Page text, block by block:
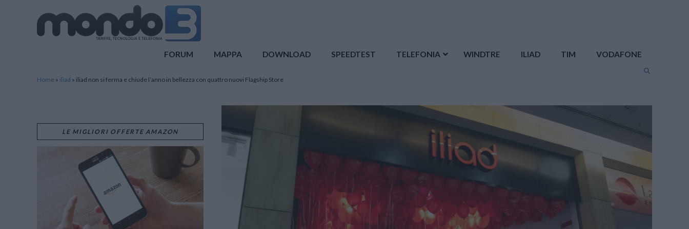
FORUM MAPPA DOWNLOAD SPEEDTEST TELEFONIA WINDTRE ILIAD TIM VODAFONE
Home » iliad » iliad non si ferma e chiude l’anno in bellezza con quattro nuovi Flagship Store
LE MIGLIORI OFFERTE AMAZON